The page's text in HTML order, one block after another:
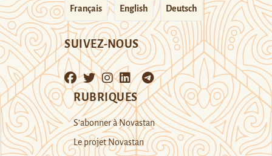
Français English Deutsch
SUIVEZ-NOUS
RUBRIQUES
S’abonner à Novastan
Le projet Novastan